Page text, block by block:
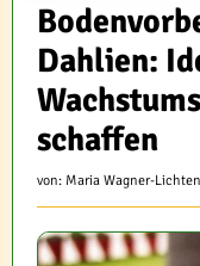
Dahlien:
schaffen
von: Maria Wagner-